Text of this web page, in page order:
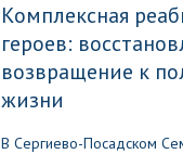
Комплексная
героев:
возвращение к
жизни
В Сергиево-Посадском